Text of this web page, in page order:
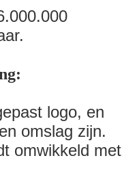
logo, en
omslag zijn.
omwikkeld met